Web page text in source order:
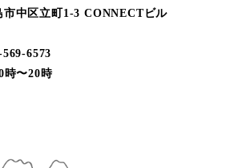
市中区立町1-3 CONNECTビル
6573
時〜20時